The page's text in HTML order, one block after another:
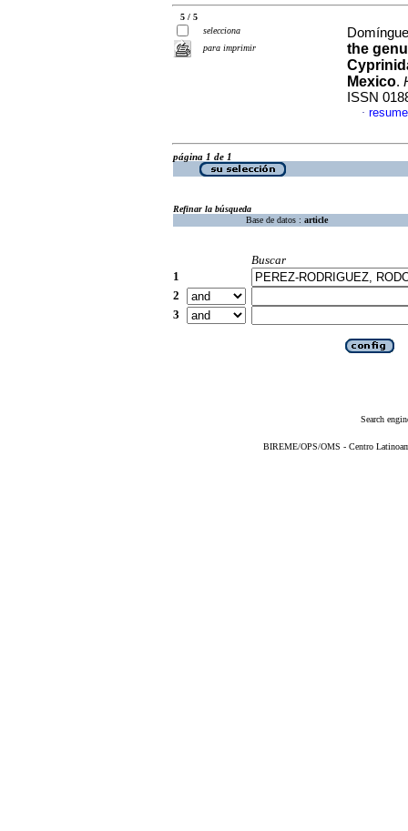
5 / 5
selecciona
para imprimir
the
Mexico.
ISSN
·
página 1 de 1
Refinar la búsqueda
Base de datos : article
Buscar
1
2
3
Search
BIREME/OPS/OMS - Centro